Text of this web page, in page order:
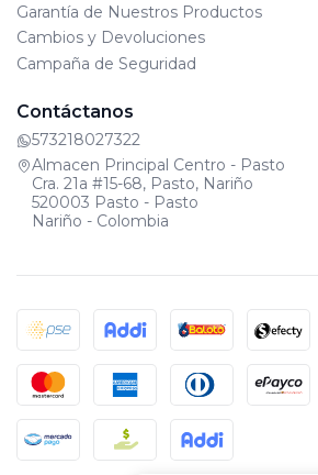
Garantía de Nuestros Productos
Cambios y Devoluciones
Campaña de Seguridad
Contáctanos
573218027322
Almacen Principal Centro - Pasto
Cra. 21a #15-68, Pasto, Nariño
520003 Pasto - Pasto
Nariño - Colombia